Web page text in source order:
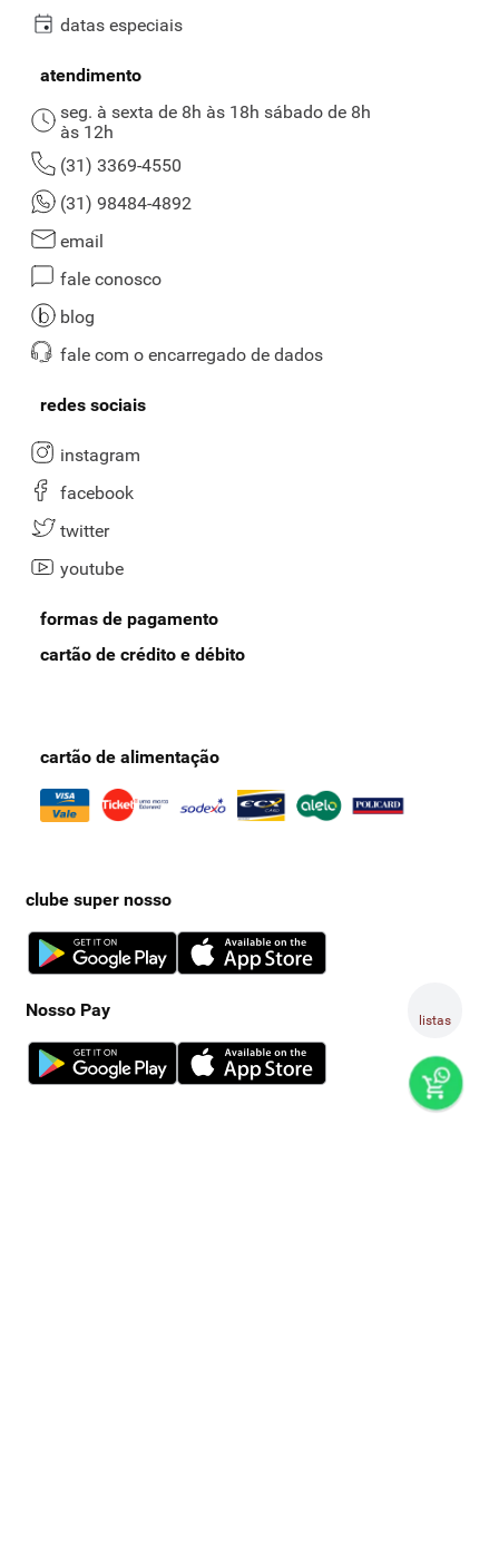
listas
datas especiais
atendimento
seg. à sexta de 8h às 18h sábado de 8h
às 12h
(31) 3369-4550
(31) 98484-4892
email
fale conosco
blog
fale com o encarregado de dados
redes sociais
instagram
facebook
twitter
youtube
formas de pagamento
cartão de crédito e débito
cartão de alimentação
clube super nosso
Nosso Pay